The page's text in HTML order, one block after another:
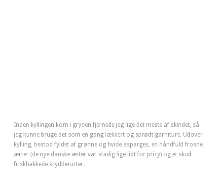
Inden kyllingen kom i gryden fjernede jeg lige det meste af skindet, så
jeg kunne bruge det som en gang lækkert og sprødt garniture. Udover
kylling, bestod fyldet af grønne og hvide asparges, en håndfuld frosne
ærter (de nye danske ærter var stadig lige lidt for pricy) og et skud
friskhakkede krydderurter.